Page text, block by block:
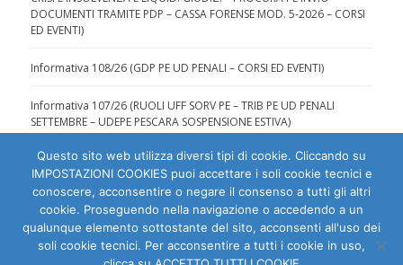
DOCUMENTI TRAMITE PDP – CASSA FORENSE MOD. 5-2026 – CORSI
ED EVENTI)
Informativa 108/26 (GDP PE UD PENALI – CORSI ED EVENTI)
Informativa 107/26 (RUOLI UFF SORV PE – TRIB PE UD PENALI
SETTEMBRE – UDEPE PESCARA SOSPENSIONE ESTIVA)
Ordine degli Avvocati di Pescara | C.F. 80007810684 |
Questo sito web utilizza diversi tipi di cookie. Cliccando su
IMPOSTAZIONI COOKIES puoi accettare i soli cookie tecnici e
conoscere, acconsentire o negare il consenso a tutti gli altri
cookie. Proseguendo nella navigazione o accedendo a un
qualunque elemento sottostante del sito, acconsenti all'uso dei
soli cookie tecnici. Per acconsentire a tutti i cookie in uso,